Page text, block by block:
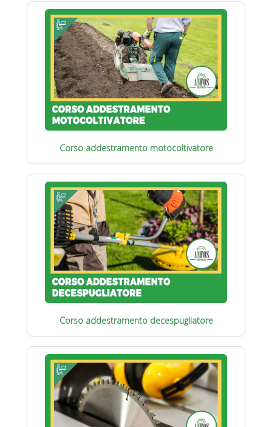
Corso addestramento motocoltivatore
Corso addestramento decespugliatore